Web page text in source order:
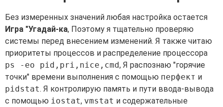
Без измеренных значений любая настройка остается
Игра "Угадай-ка, Поэтому я тщательно проверяю
системы перед внесением изменений. Я также читаю
приоритеты процессов и распределение процессора
ps -eo pid,pri,nice,cmd, Я распознаю "горячие
точки" времени выполнения с помощью перфект и
pidstat. Я контролирую память и пути ввода-вывода
с помощью iostat, vmstat и содержательные